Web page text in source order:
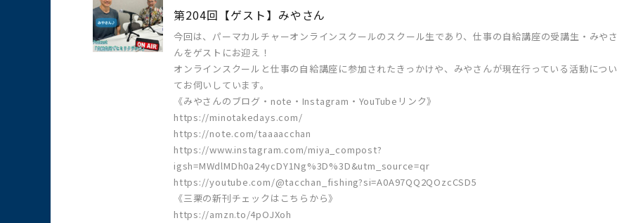
第204回【ゲスト】みやさん
今回は、パーマカルチャーオンラインスクールのスクール生であり、仕事の自給講座の受講生・みやさ
んをゲストにお迎え！
オンラインスクールと仕事の自給講座に参加されたきっかけや、みやさんが現在行っている活動につい
てお伺いしています。
《みやさんのブログ・note・Instagram・YouTubeリンク》
https://minotakedays.com/
https://note.com/taaaacchan
https://www.instagram.com/miya_compost?
igsh=MWdlMDh0a24ycDY1Ng%3D%3D&utm_source=qr
https://youtube.com/@tacchan_fishing?si=A0A97QQ2QOzcCSD5
《三栗の新刊チェックはこちらから》
https://amzn.to/4pOJXoh